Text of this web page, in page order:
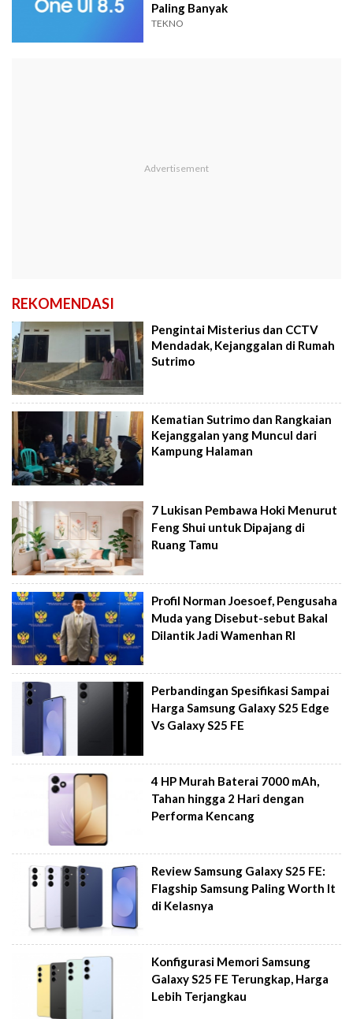
Paling Banyak
TEKNO
REKOMENDASI
Pengintai Misterius dan CCTV
Mendadak, Kejanggalan di Rumah
Sutrimo
Kematian Sutrimo dan Rangkaian
Kejanggalan yang Muncul dari
Kampung Halaman
7 Lukisan Pembawa Hoki Menurut
Feng Shui untuk Dipajang di
Ruang Tamu
Profil Norman Joesoef, Pengusaha
Muda yang Disebut-sebut Bakal
Dilantik Jadi Wamenhan RI
Perbandingan Spesifikasi Sampai
Harga Samsung Galaxy S25 Edge
Vs Galaxy S25 FE
4 HP Murah Baterai 7000 mAh,
Tahan hingga 2 Hari dengan
Performa Kencang
Review Samsung Galaxy S25 FE:
Flagship Samsung Paling Worth It
di Kelasnya
Konfigurasi Memori Samsung
Galaxy S25 FE Terungkap, Harga
Lebih Terjangkau